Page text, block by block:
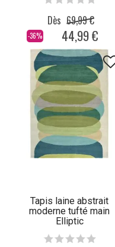
-36%
Dès 69,99 €
44,99 €
Tapis laine abstrait
moderne tufté main
Elliptic